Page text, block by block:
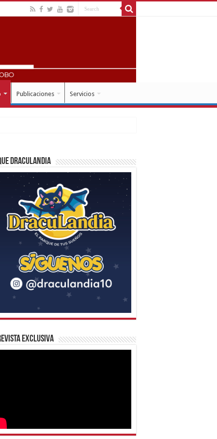
Publicaciones Servicios
Draculandia
Exclusiva